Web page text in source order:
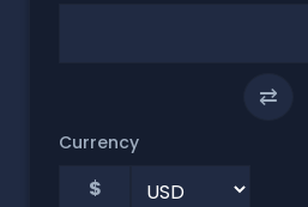
⇄
Currency
$